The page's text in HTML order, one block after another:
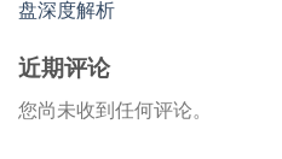
盘深度解析
近期评论
您尚未收到任何评论。